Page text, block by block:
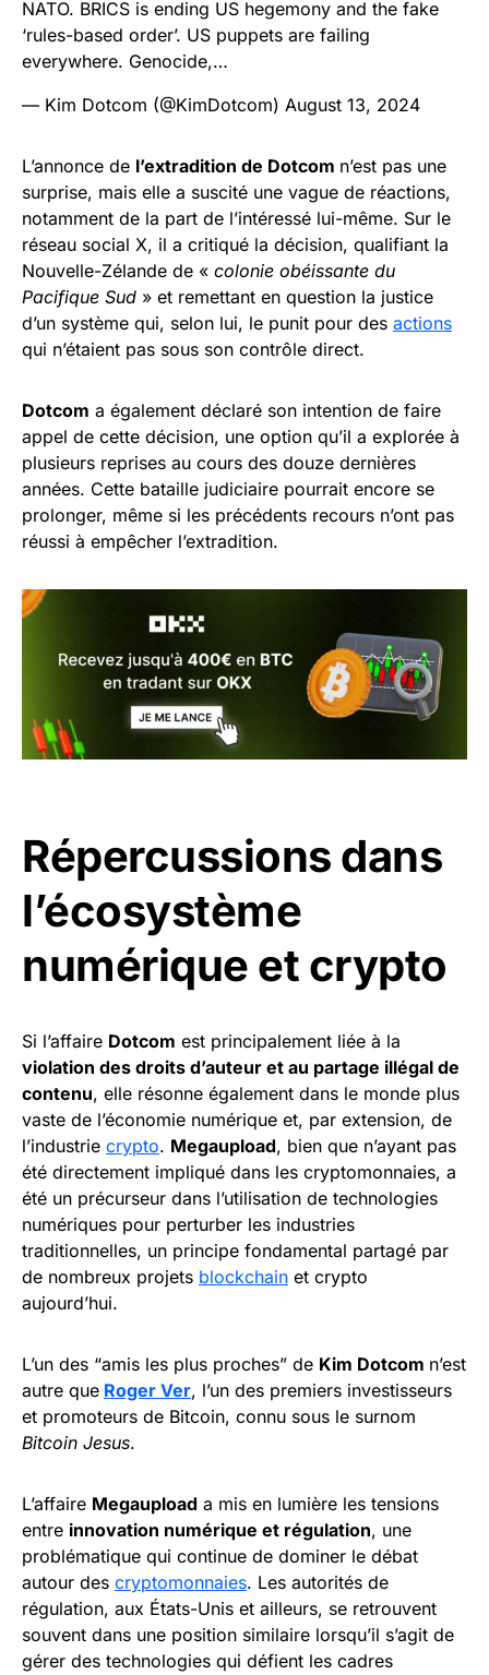
NATO. BRICS is ending US hegemony and the fake
‘rules-based order’. US puppets are failing
everywhere. Genocide,…
— Kim Dotcom (@KimDotcom) August 13, 2024
L’annonce de l’extradition de Dotcom n’est pas une
surprise, mais elle a suscité une vague de réactions,
notamment de la part de l’intéressé lui-même. Sur le
réseau social X, il a critiqué la décision, qualifiant la
Nouvelle-Zélande de « colonie obéissante du
Pacifique Sud » et remettant en question la justice
d’un système qui, selon lui, le punit pour des actions
qui n’étaient pas sous son contrôle direct.
Dotcom a également déclaré son intention de faire
appel de cette décision, une option qu’il a explorée à
plusieurs reprises au cours des douze dernières
années. Cette bataille judiciaire pourrait encore se
prolonger, même si les précédents recours n’ont pas
réussi à empêcher l’extradition.
Répercussions dans
l’écosystème
numérique et crypto
Si l’affaire Dotcom est principalement liée à la
violation des droits d’auteur et au partage illégal de
contenu, elle résonne également dans le monde plus
vaste de l’économie numérique et, par extension, de
l’industrie crypto. Megaupload, bien que n’ayant pas
été directement impliqué dans les cryptomonnaies, a
été un précurseur dans l’utilisation de technologies
numériques pour perturber les industries
traditionnelles, un principe fondamental partagé par
de nombreux projets blockchain et crypto
aujourd’hui.
L’un des “amis les plus proches” de Kim Dotcom n’est
autre que Roger Ver, l’un des premiers investisseurs
et promoteurs de Bitcoin, connu sous le surnom
Bitcoin Jesus.
L’affaire Megaupload a mis en lumière les tensions
entre innovation numérique et régulation, une
problématique qui continue de dominer le débat
autour des cryptomonnaies. Les autorités de
régulation, aux États-Unis et ailleurs, se retrouvent
souvent dans une position similaire lorsqu’il s’agit de
gérer des technologies qui défient les cadres